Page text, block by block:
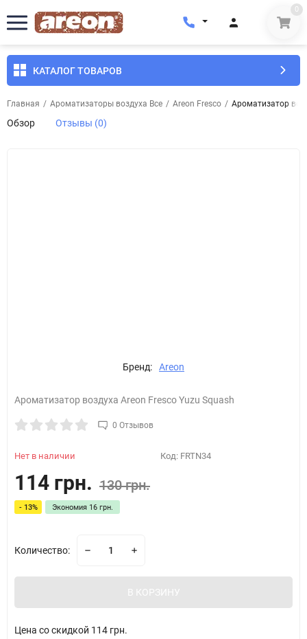
0
КАТАЛОГ ТОВАРОВ
Главная / Ароматизаторы воздуха Все / Areon Fresco / Ароматизатор
Обзор Отзывы (0)
Бренд: Areon
Ароматизатор воздуха Areon Fresco Yuzu Squash
0 Отзывов
Нет в наличии Код: FRTN34
114 грн. 130 грн.
- 13% Экономия 16 грн.
Количество:
В КОРЗИНУ
Цена со скидкой 114 грн.